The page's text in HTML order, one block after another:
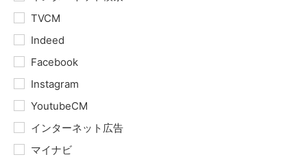
TVCM
Indeed
Facebook
Instagram
YoutubeCM
インターネット広告
マイナビ